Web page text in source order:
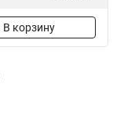
В корзину